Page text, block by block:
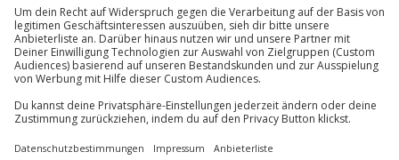
Mo-Fr: 8-20 Uhr | Sa: 10-16 Uhr
Du möchtest als Firma bestellen?
Sichere Dir attraktive Firmenkunden Vorteile.
+49 89 / 60 60 89 700